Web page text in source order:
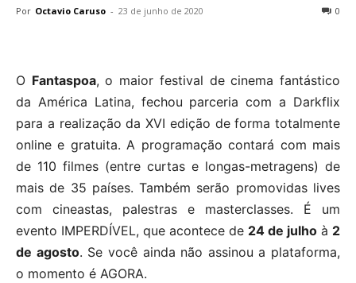
Por Octavio Caruso - 23 de junho de 2020 0
O Fantaspoa, o maior festival de cinema fantástico
da América Latina, fechou parceria com a Darkflix
para a realização da XVI edição de forma totalmente
online e gratuita. A programação contará com mais
de 110 filmes (entre curtas e longas-metragens) de
mais de 35 países. Também serão promovidas lives
com cineastas, palestras e masterclasses. É um
evento IMPERDÍVEL, que acontece de 24 de julho à 2
de agosto. Se você ainda não assinou a plataforma,
o momento é AGORA.